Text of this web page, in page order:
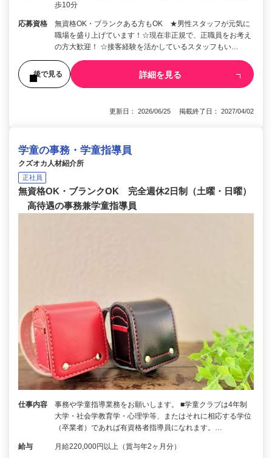
歩10分
応募資格
無資格OK・ブランクある方もOK ★男性スタッフが元気に
職場を盛り上げています！☆現在非正規で、正職員をお考え
の方大歓迎！ ☆接客経験を活かしているスタッフもい…
後で見る 詳細を見る
更新日： 2026/06/25 掲載終了日： 2027/04/02
学童の事務・学童指導員
クズオカ人材紹介所
正社員
無資格OK・ブランクOK 完全週休2日制（土曜・日曜）
高待遇の事務兼学童指導員
仕事内容
事務や学童指導業務をお願いします。 ■学童クラブは4年制
大学・社会学教育学・心理学等、またはそれに相応する学位
（卒業者）であれば有資格者指導員になれます。…
給与 月給220,000円以上（賞与年2ヶ月分）